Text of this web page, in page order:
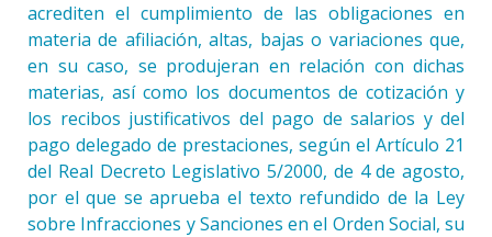
acrediten el cumplimiento de las obligaciones en
materia de afiliación, altas, bajas o variaciones que,
en su caso, se produjeran en relación con dichas
materias, así como los documentos de cotización y
los recibos justificativos del pago de salarios y del
pago delegado de prestaciones, según el Artículo 21
del Real Decreto Legislativo 5/2000, de 4 de agosto,
por el que se aprueba el texto refundido de la Ley
sobre Infracciones y Sanciones en el Orden Social, su